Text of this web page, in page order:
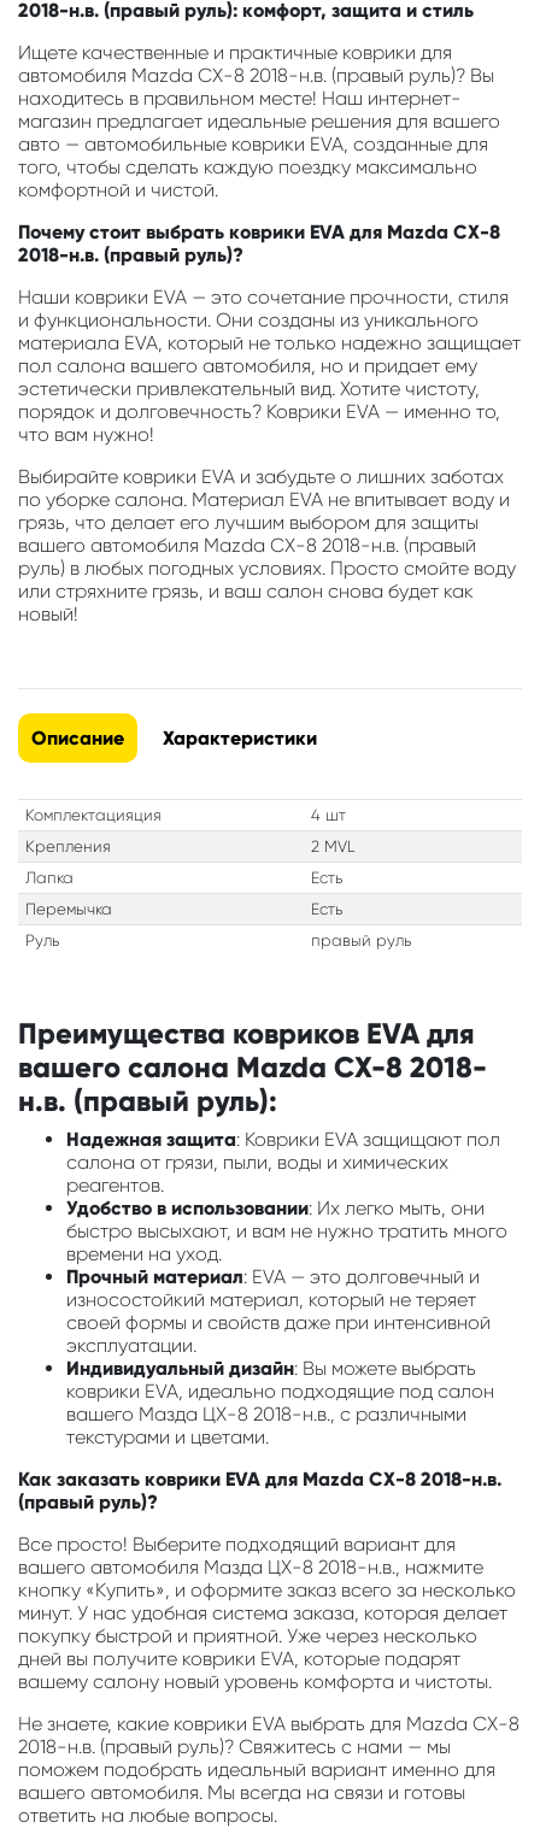
2018-н.в. (правый руль): комфорт, защита и стиль
Ищете качественные и практичные коврики для
автомобиля Mazda CX-8 2018-н.в. (правый руль)? Вы
находитесь в правильном месте! Наш интернет-
магазин предлагает идеальные решения для вашего
авто — автомобильные коврики EVA, созданные для
того, чтобы сделать каждую поездку максимально
комфортной и чистой.
Почему стоит выбрать коврики EVA для Mazda CX-8
2018-н.в. (правый руль)?
Наши коврики EVA — это сочетание прочности, стиля
и функциональности. Они созданы из уникального
материала EVA, который не только надежно защищает
пол салона вашего автомобиля, но и придает ему
эстетически привлекательный вид. Хотите чистоту,
порядок и долговечность? Коврики EVA — именно то,
что вам нужно!
Выбирайте коврики EVA и забудьте о лишних заботах
по уборке салона. Материал EVA не впитывает воду и
грязь, что делает его лучшим выбором для защиты
вашего автомобиля Mazda CX-8 2018-н.в. (правый
руль) в любых погодных условиях. Просто смойте воду
или стряхните грязь, и ваш салон снова будет как
новый!
Описание Характеристики
Комплектацияция
4 шт
Крепления
2 MVL
Лапка
Есть
Перемычка
Есть
Руль
правый руль
Преимущества ковриков EVA для
вашего салона Mazda CX-8 2018-
н.в. (правый руль):
Надежная защита: Коврики EVA защищают пол
салона от грязи, пыли, воды и химических
реагентов.
Удобство в использовании: Их легко мыть, они
быстро высыхают, и вам не нужно тратить много
времени на уход.
Прочный материал: EVA — это долговечный и
износостойкий материал, который не теряет
своей формы и свойств даже при интенсивной
эксплуатации.
Индивидуальный дизайн: Вы можете выбрать
коврики EVA, идеально подходящие под салон
вашего Мазда ЦХ-8 2018-н.в., с различными
текстурами и цветами.
Как заказать коврики EVA для Mazda CX-8 2018-н.в.
(правый руль)?
Все просто! Выберите подходящий вариант для
вашего автомобиля Мазда ЦХ-8 2018-н.в., нажмите
кнопку «Купить», и оформите заказ всего за несколько
минут. У нас удобная система заказа, которая делает
покупку быстрой и приятной. Уже через несколько
дней вы получите коврики EVA, которые подарят
вашему салону новый уровень комфорта и чистоты.
Не знаете, какие коврики EVA выбрать для Mazda CX-8
2018-н.в. (правый руль)? Свяжитесь с нами — мы
поможем подобрать идеальный вариант именно для
вашего автомобиля. Мы всегда на связи и готовы
ответить на любые вопросы.